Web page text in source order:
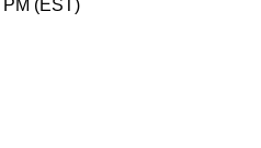
PM (EST)